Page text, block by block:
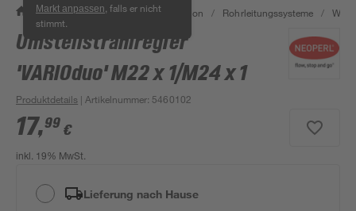
Markt anpassen , falls er nicht
stimmt.
/ Bad & Sanitär / Sanitärinstallation / Rohrleitungssysteme /
Umstellstrahlregler
'VARIOduo' M22 x 1/M24 x 1
Produktdetails | Artikelnummer: 5460102
17,99 €
inkl. 19% MwSt.
Lieferung nach Hause